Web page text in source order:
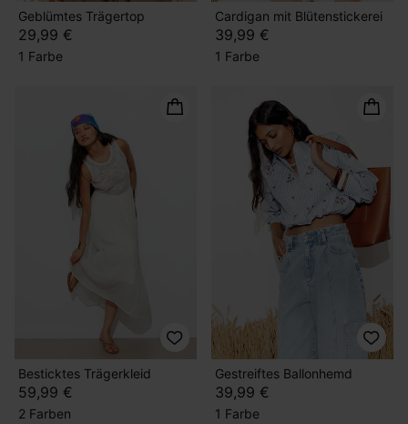
Geblümtes Trägertop
29,99 €
1 Farbe
Cardigan mit Blütenstickerei
39,99 €
1 Farbe
Besticktes Trägerkleid
59,99 €
2 Farben
Gestreiftes Ballonhemd
39,99 €
1 Farbe